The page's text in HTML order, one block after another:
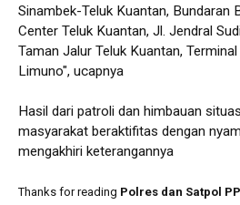
Sinambek-Teluk Kuantan, Bundaran
Center Teluk Kuantan, Jl. Jendral
Taman Jalur Teluk Kuantan,
Limuno", ucapnya
Hasil dari patroli dan himbauan
masyarakat beraktifitas dengan
mengakhiri keterangannya
Thanks for reading Polres dan Satpol